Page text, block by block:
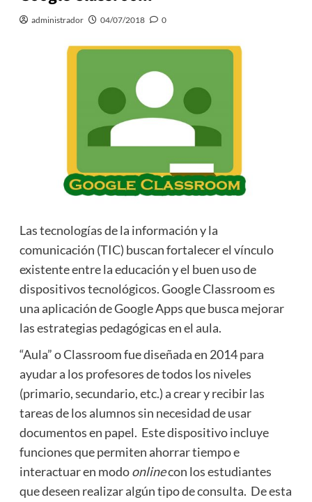
administrador 04/07/2018 0
Las tecnologías de la información y la
comunicación (TIC) buscan fortalecer el vínculo
existente entre la educación y el buen uso de
dispositivos tecnológicos. Google Classroom es
una aplicación de Google Apps que busca mejorar
las estrategias pedagógicas en el aula.
“Aula” o Classroom fue diseñada en 2014 para
ayudar a los profesores de todos los niveles
(primario, secundario, etc.) a crear y recibir las
tareas de los alumnos sin necesidad de usar
documentos en papel. Este dispositivo incluye
funciones que permiten ahorrar tiempo e
interactuar en modoonlinecon los estudiantes
que deseen realizar algún tipo de consulta. De esta